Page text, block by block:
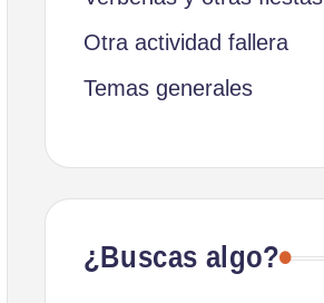
Otra actividad fallera
Temas generales
¿Buscas algo?